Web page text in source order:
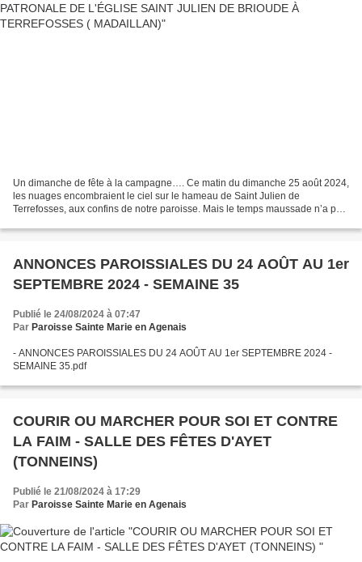
Un dimanche de fête à la campagne…. Ce matin du dimanche 25 août 2024,
les nuages encombraient le ciel sur le hameau de Saint Julien de
Terrefosses, aux confins de notre paroisse. Mais le temps maussade n’a pas
ANNONCES PAROISSIALES DU 24 AOÛT AU 1er
SEPTEMBRE 2024 - SEMAINE 35
Publié le 24/08/2024 à 07:47
Par Paroisse Sainte Marie en Agenais
- ANNONCES PAROISSIALES DU 24 AOÛT AU 1er SEPTEMBRE 2024 -
SEMAINE 35.pdf
COURIR OU MARCHER POUR SOI ET CONTRE
LA FAIM - SALLE DES FÊTES D'AYET
(TONNEINS)
Publié le 21/08/2024 à 17:29
Par Paroisse Sainte Marie en Agenais